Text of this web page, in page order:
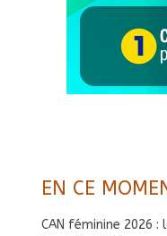
EN CE
CAN féminine 2026